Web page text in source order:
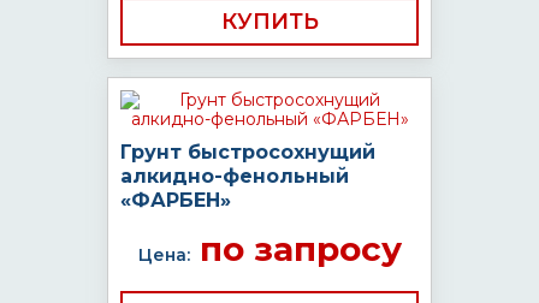
КУПИТЬ
Грунт быстросохнущий
алкидно-фенольный
«ФАРБЕН»
Цена:по запросу